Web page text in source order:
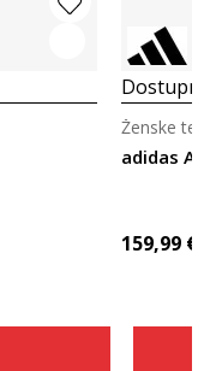
adidas
Ženske
159,99 €